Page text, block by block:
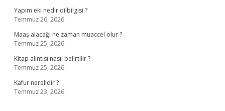
Yapım eki nedir dilbilgisi ?
Temmuz 26, 2026
Maaş alacağı ne zaman muaccel olur ?
Temmuz 25, 2026
Kitap alıntısı nasıl belirtilir ?
Temmuz 25, 2026
Kafur nerelidir ?
Temmuz 23, 2026